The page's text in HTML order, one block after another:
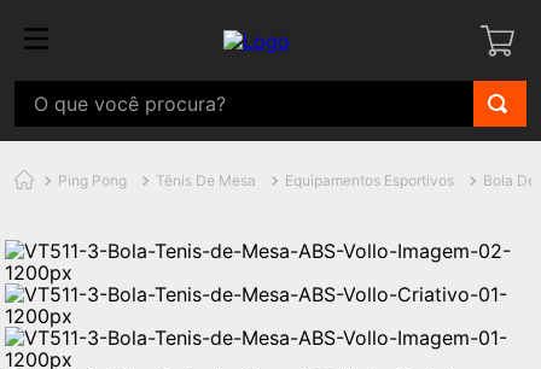
Ping Pong Tênis De Mesa Equipamentos Esportivos Bola De